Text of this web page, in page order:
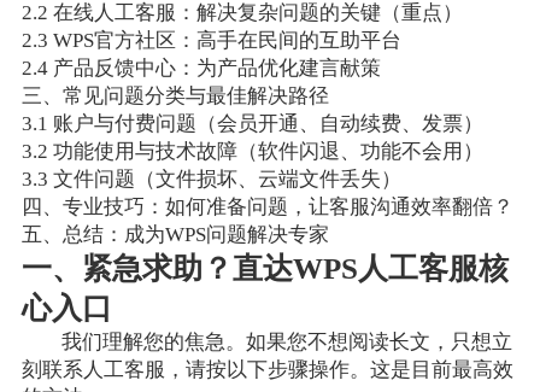
2.2 在线人工客服：解决复杂问题的关键（重点）
2.3 WPS官方社区：高手在民间的互助平台
2.4 产品反馈中心：为产品优化建言献策
三、常见问题分类与最佳解决路径
3.1 账户与付费问题（会员开通、自动续费、发票）
3.2 功能使用与技术故障（软件闪退、功能不会用）
3.3 文件问题（文件损坏、云端文件丢失）
四、专业技巧：如何准备问题，让客服沟通效率翻倍？
五、总结：成为WPS问题解决专家
一、紧急求助？直达WPS人工客服核
心入口
我们理解您的焦急。如果您不想阅读长文，只想立
刻联系人工客服，请按以下步骤操作。这是目前最高效